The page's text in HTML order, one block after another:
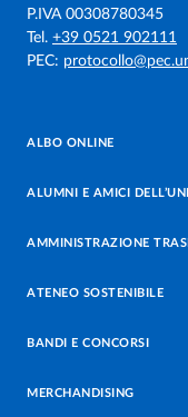
P.IVA 00308780345
Tel. +39 0521 902111
PEC:
ALBO ONLINE
ALUMNI E AMICI
AMMINISTRAZIONE
ATENEO SOSTENIBILE
BANDI E CONCORSI
MERCHANDISING